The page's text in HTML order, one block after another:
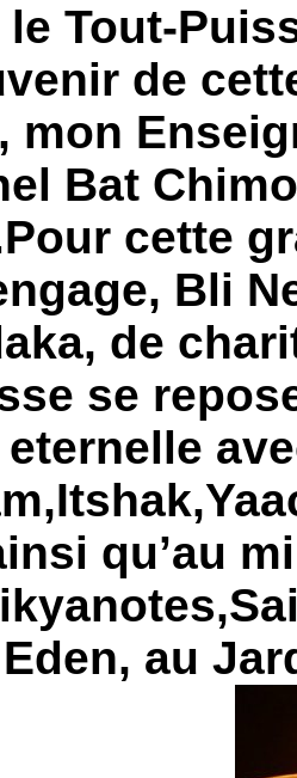
Tout-
de
mon
Bat
cette
Bli
de
se
eternelle
qu’au
Eden, au